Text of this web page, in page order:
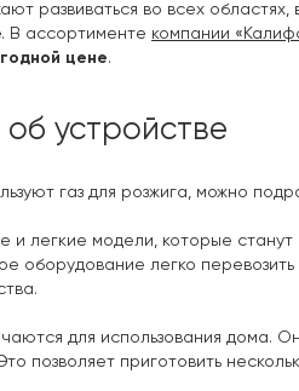
развиваться во всех
В ассортименте компании
цене.
устройстве
газ для розжига, можно
и легкие модели, которые
оборудование легко
для использования дома.
позволяет приготовить